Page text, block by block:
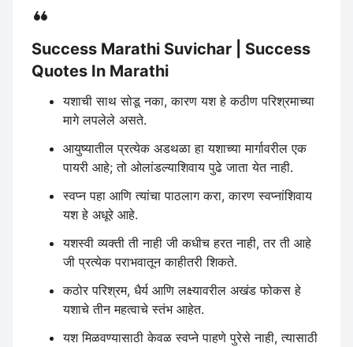
Success Marathi Suvichar | Success
Quotes In Marathi
यशाची साथ सोडू नका, कारण यश हे कठीण परिश्रमाच्या
मागे लपलेले असते.
आयुष्यातील प्रत्येक अडथळा हा यशाच्या मार्गावरील एक
पायरी आहे; तो ओलांडल्याशिवाय पुढे जाता येत नाही.
स्वप्न पहा आणि त्यांचा पाठलाग करा, कारण स्वप्नांशिवाय
यश हे अधूरे आहे.
यशस्वी व्यक्ती ती नाही जी कधीच हरत नाही, तर ती आहे
जी प्रत्येक पराभवातून काहीतरी शिकते.
कठोर परिश्रम, धैर्य आणि लक्ष्यावरील अखंड फोकस हे
यशाचे तीन महत्वाचे स्तंभ आहेत.
यश मिळवण्यासाठी केवळ स्वप्ने पाहणे पुरेसे नाही, त्यासाठी